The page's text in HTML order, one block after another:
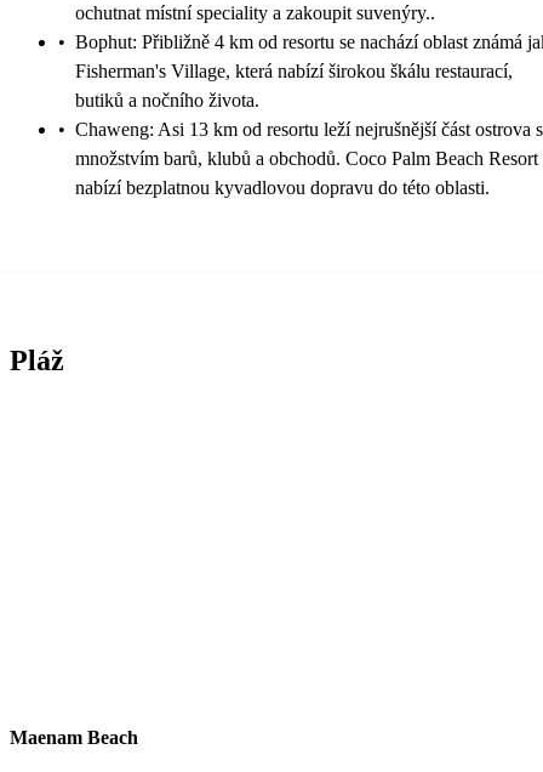
ochutnat místní speciality a zakoupit suvenýry..
• Bophut: Přibližně 4 km od resortu se nachází oblast známá
Fisherman's Village, která nabízí širokou škálu restaurací,
butiků a nočního života.
• Chaweng: Asi 13 km od resortu leží nejrušnější část ostrova s
množstvím barů, klubů a obchodů. Coco Palm Beach Resort
nabízí bezplatnou kyvadlovou dopravu do této oblasti.
Pláž
Maenam Beach